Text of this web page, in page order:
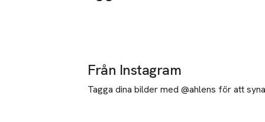
Från Instagram
Tagga dina bilder med @ahlens för att